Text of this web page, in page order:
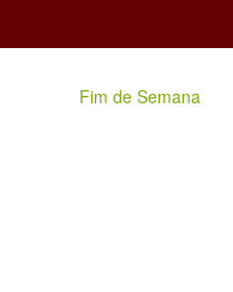
Fim de Semana